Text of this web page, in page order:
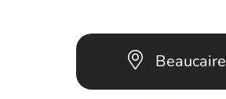
Beaucaire